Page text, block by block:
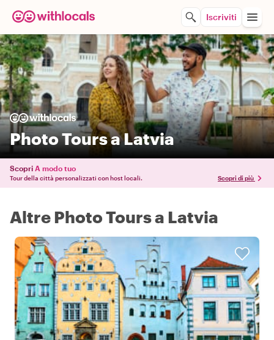
Iscriviti
Photo Tours a Latvia
Scopri A modo tuo
Tour della città personalizzati con host locali. Scopri di più
Altre Photo Tours a Latvia